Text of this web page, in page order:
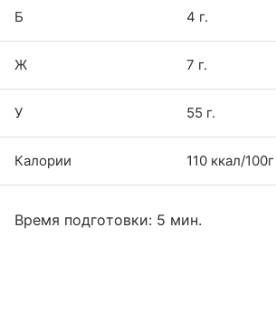
Б 4 г.
Ж 7 г.
У 55 г.
Калории 110 ккал/100г
Время подготовки: 5 мин.